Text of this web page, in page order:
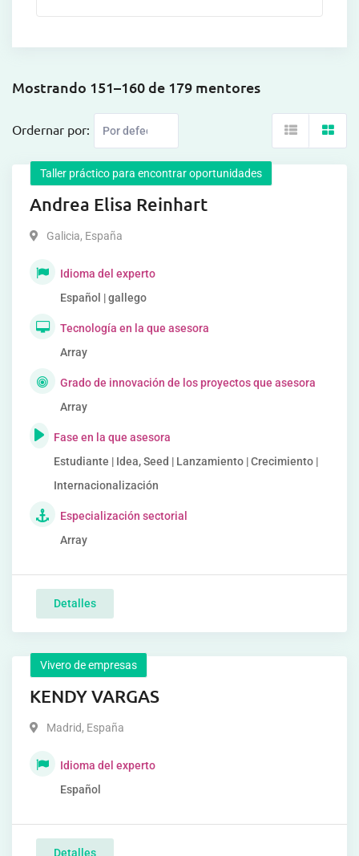
Mostrando 151–160 de 179 mentores
Ordernar por:
Taller práctico para encontrar oportunidades
Andrea Elisa Reinhart
Galicia, España
Idioma del experto
Español | gallego
Tecnología en la que asesora
Array
Grado de innovación de los proyectos que asesora
Array
Fase en la que asesora
Estudiante | Idea, Seed | Lanzamiento | Crecimiento |
Internacionalización
Especialización sectorial
Array
Detalles
Vivero de empresas
KENDY VARGAS
Madrid, España
Idioma del experto
Español
Detalles